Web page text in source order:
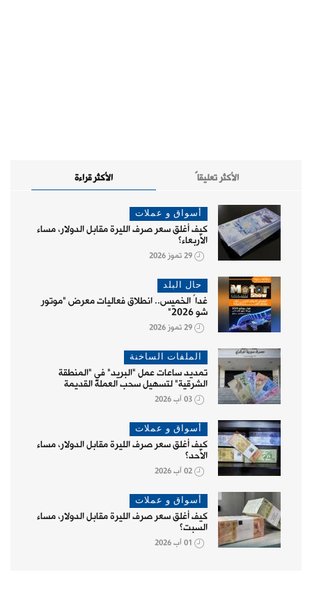
الأكثر قراءة الأكثر تعليقاً
أسواق و عملات
كيف أغلق سعر صرف الليرة مقابل الدولار، مساء
الأربعاء؟
29 تموز 2026
حال البلد
غداً الخميس.. انطلاق فعاليات معرض "موتور
شو 2026"
29 تموز 2026
الملفات الساخنة
تمديد ساعات عمل "البريد" في "المنطقة
الشرقية" لتسهيل سحب العملة القديمة
03 آب 2026
أسواق و عملات
كيف أغلق سعر صرف الليرة مقابل الدولار، مساء
الأحد؟
02 آب 2026
أسواق و عملات
كيف أغلق سعر صرف الليرة مقابل الدولار، مساء
السبت؟
01 آب 2026